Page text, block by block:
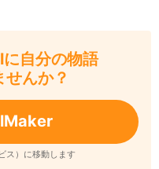
自分の物語
せんか？
ス）に移動します